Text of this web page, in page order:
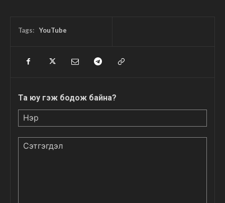
Tags: YouTube
Та юу гэж бодож байна?